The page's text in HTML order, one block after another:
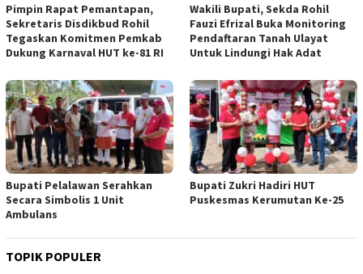
Pimpin Rapat Pemantapan,
Sekretaris Disdikbud Rohil
Tegaskan Komitmen Pemkab
Dukung Karnaval HUT ke-81 RI
Wakili Bupati, Sekda Rohil
Fauzi Efrizal Buka Monitoring
Pendaftaran Tanah Ulayat
Untuk Lindungi Hak Adat
Bupati Pelalawan Serahkan
Secara Simbolis 1 Unit
Ambulans
Bupati Zukri Hadiri HUT
Puskesmas Kerumutan Ke-25
TOPIK POPULER